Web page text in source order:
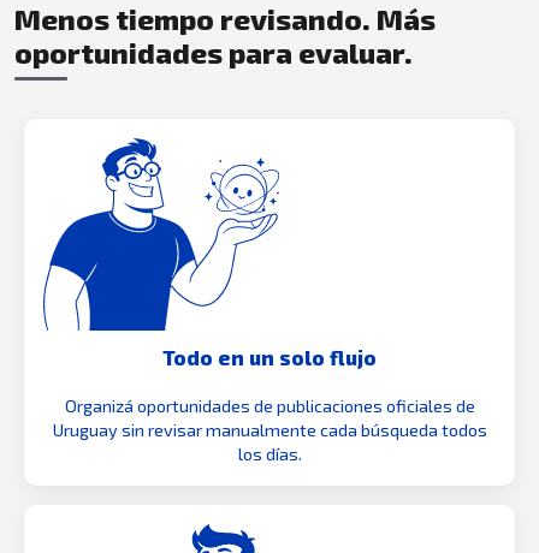
Menos tiempo revisando. Más
oportunidades para evaluar.
Todo en un solo flujo
Organizá oportunidades de publicaciones oficiales de
Uruguay sin revisar manualmente cada búsqueda todos
los días.